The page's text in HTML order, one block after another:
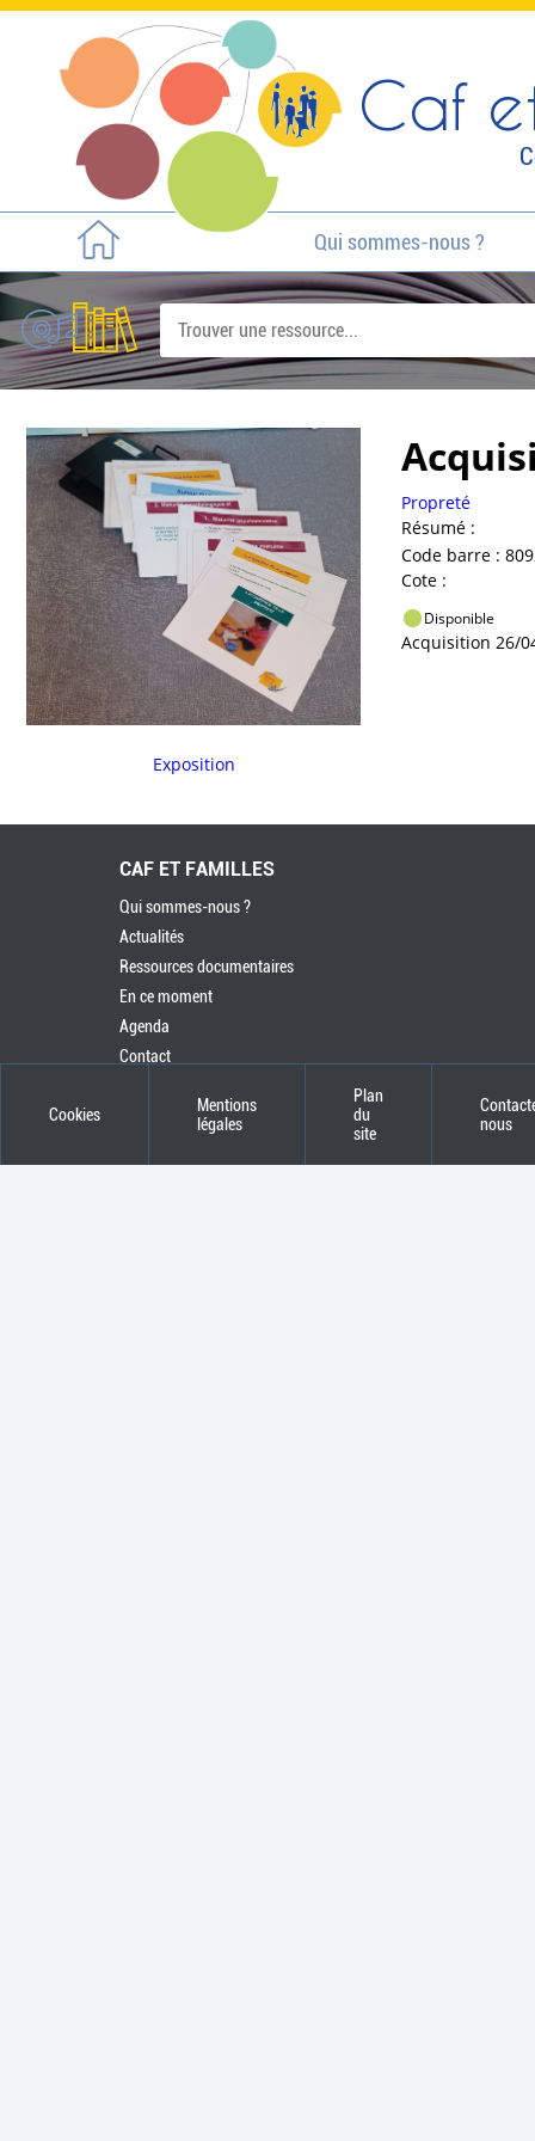
Caf
Qui sommes-nous ?
Exposition
Propreté
Résumé :
Code barre :
Cote :
Disponible
Acquisition 26/
CAF ET FAMILLES
Qui sommes-nous ?
Actualités
Ressources documentaires
En ce moment
Agenda
Contact
Cookies
Mentions
légales
Plan
du
site
nous